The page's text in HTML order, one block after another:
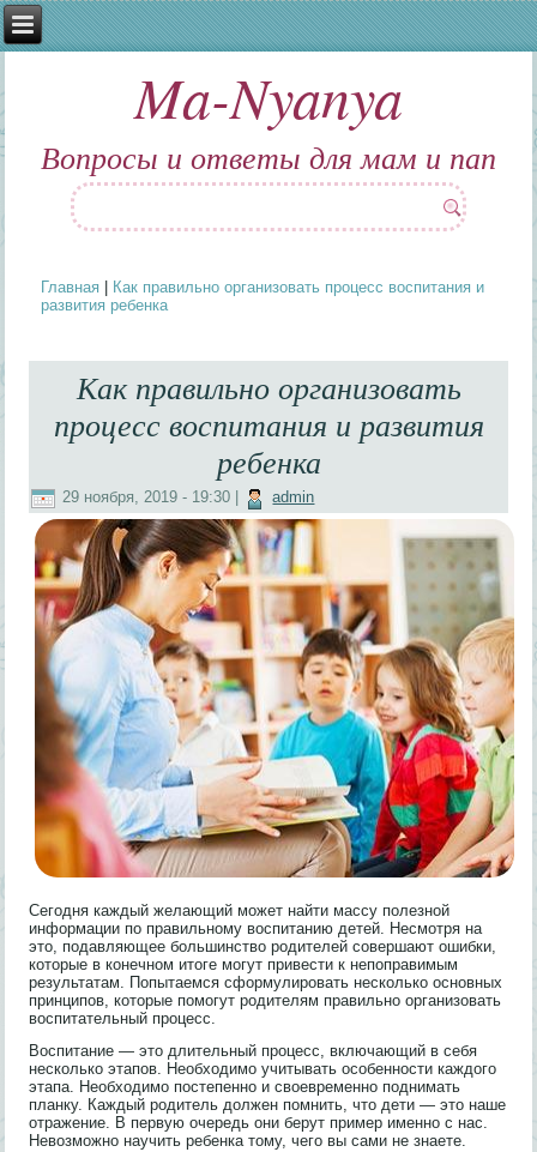
Ma-Nyanya
Вопросы и ответы для мам и пап
Вы здесь
Главная| Как правильно организовать процесс воспитания и
развития ребенка
Как правильно организовать
процесс воспитания и развития
ребенка
29 ноября, 2019 - 19:30 admin
Сегодня каждый желающий может найти массу полезной
информации по правильному воспитанию детей. Несмотря на
это, подавляющее большинство родителей совершают ошибки,
которые в конечном итоге могут привести к непоправимым
результатам. Попытаемся сформулировать несколько основных
принципов, которые помогут родителям правильно организовать
воспитательный процесс.
Воспитание — это длительный процесс, включающий в себя
несколько этапов. Необходимо учитывать особенности каждого
этапа. Необходимо постепенно и своевременно поднимать
планку. Каждый родитель должен помнить, что дети — это наше
отражение. В первую очередь они берут пример именно с нас.
Невозможно научить ребенка тому, чего вы сами не знаете.